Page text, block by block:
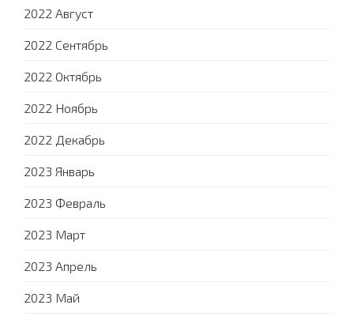
2022 Август
2022 Сентябрь
2022 Октябрь
2022 Ноябрь
2022 Декабрь
2023 Январь
2023 Февраль
2023 Март
2023 Апрель
2023 Май